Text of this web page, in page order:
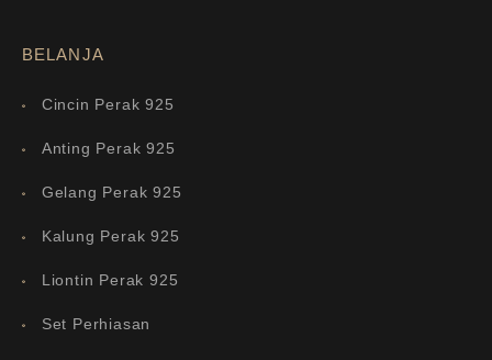
BELANJA
Cincin Perak 925
Anting Perak 925
Gelang Perak 925
Kalung Perak 925
Liontin Perak 925
Set Perhiasan